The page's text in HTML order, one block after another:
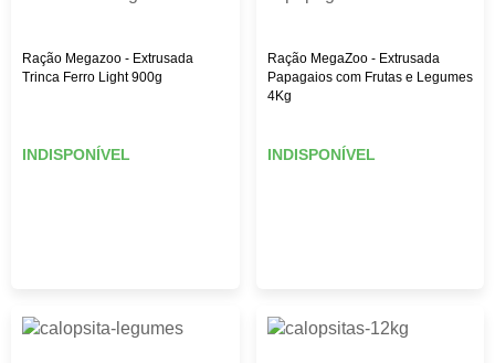
Ração Megazoo - Extrusada
Trinca Ferro Light 900g
INDISPONÍVEL
Ração MegaZoo - Extrusada
Papagaios com Frutas e Legumes
4Kg
INDISPONÍVEL